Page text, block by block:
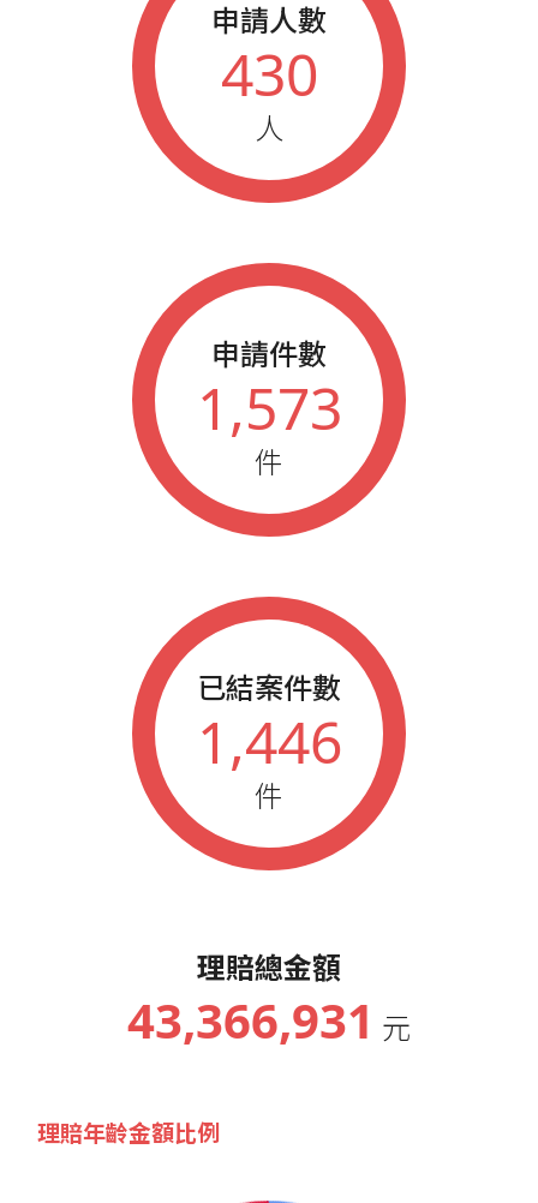
藍鵲企業家參加年會人員
藍鵲企業家參加年會人員
藍鵲企業家參加年會人員
藍鵲企業家參加年會人員
藍鵲企業家參加年會人員
申請人數
430
人
申請件數
1,573
件
已結案件數
1,446
件
理賠總金額
43,366,931 元
理賠年齡金額比例